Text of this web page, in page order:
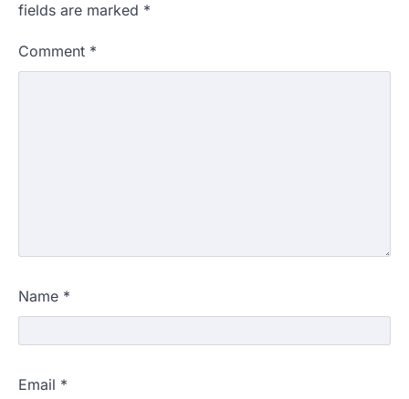
fields are marked *
Comment *
Name *
Email *